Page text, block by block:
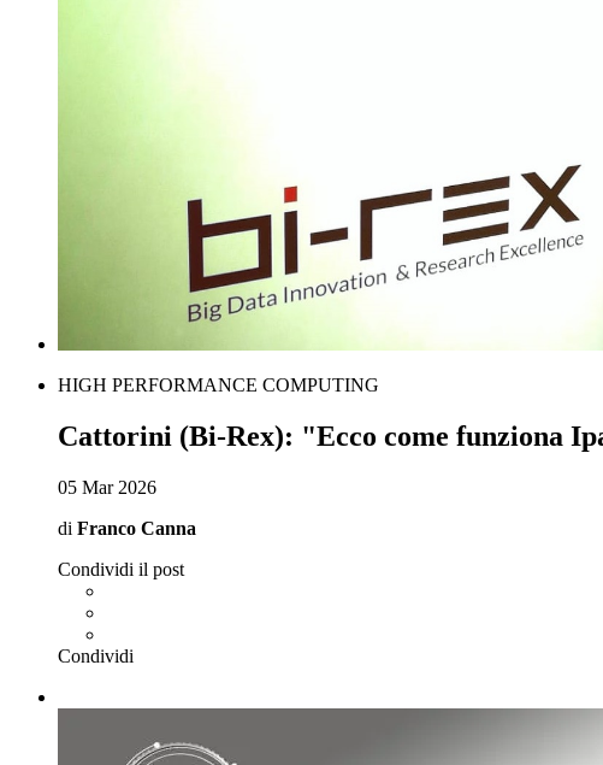
HIGH PERFORMANCE COMPUTING
Cattorini (Bi-Rex): "Ecco come funziona
05 Mar 2026
di Franco Canna
Condividi il post
Condividi